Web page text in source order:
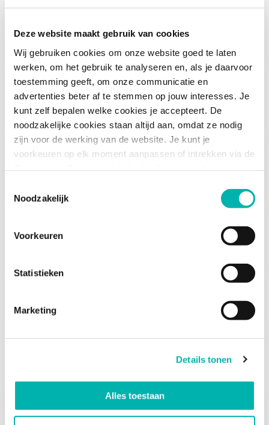
Deze website maakt gebruik van cookies
Wij gebruiken cookies om onze website goed te laten
werken, om het gebruik te analyseren en, als je daarvoor
toestemming geeft, om onze communicatie en
advertenties beter af te stemmen op jouw interesses. Je
kunt zelf bepalen welke cookies je accepteert. De
noodzakelijke cookies staan altijd aan, omdat ze nodig
zijn voor de werking van de website. Je kunt je
voorkeuren op elk moment aanpassen of intrekken via de
Noodzakelijk
Voorkeuren
Statistieken
Marketing
Details tonen
Alles toestaan
praktijkervaring opdoen?
Hoeveel uur ga ik aan de slag op een
school?
Hoe ziet de begeleiding van ECHT Onderwijs
Loopbaanperspectief
Wat voor accreditatie behaal ik met de